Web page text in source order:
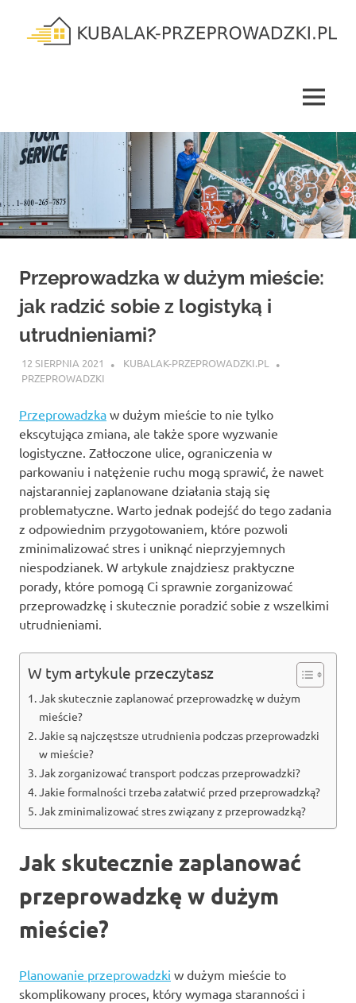
content
MENU
Przeprowadzka w dużym mieście:
jak radzić sobie z logistyką i
utrudnieniami?
12 SIERPNIA 2021
KUBALAK-PRZEPROWADZKI.PL
PRZEPROWADZKI
Przeprowadzka w dużym mieście to nie tylko
ekscytująca zmiana, ale także spore wyzwanie
logistyczne. Zatłoczone ulice, ograniczenia w
parkowaniu i natężenie ruchu mogą sprawić, że nawet
najstaranniej zaplanowane działania stają się
problematyczne. Warto jednak podejść do tego zadania
z odpowiednim przygotowaniem, które pozwoli
zminimalizować stres i uniknąć nieprzyjemnych
niespodzianek. W artykule znajdziesz praktyczne
porady, które pomogą Ci sprawnie zorganizować
przeprowadzkę i skutecznie poradzić sobie z wszelkimi
utrudnieniami.
W tym artykule przeczytasz
Jak skutecznie zaplanować przeprowadzkę w dużym
mieście?
Jakie są najczęstsze utrudnienia podczas przeprowadzki
w mieście?
Jak zorganizować transport podczas przeprowadzki?
Jakie formalności trzeba załatwić przed przeprowadzką?
Jak zminimalizować stres związany z przeprowadzką?
Jak skutecznie zaplanować
przeprowadzkę w dużym
mieście?
Planowanie przeprowadzki w dużym mieście to
skomplikowany proces, który wymaga staranności i